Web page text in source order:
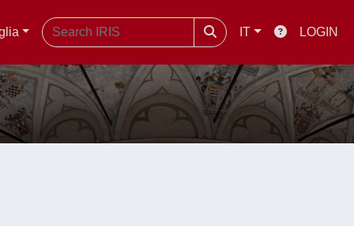
IT LOGIN